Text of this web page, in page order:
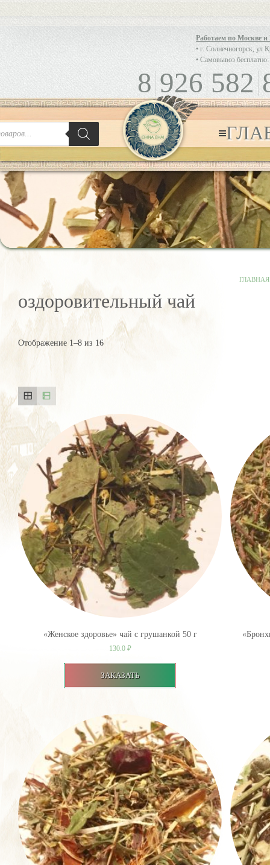
Работаем по Москве
• г. Солнечногорск, ул
• Самовывоз
8 926 582
ГЛАВНАЯ
оздоровительный чай
Отображение 1–8 из 16
«Женское здоровье» чай с грушанкой 50 г
130.0 ₽
ЗАКАЗАТЬ